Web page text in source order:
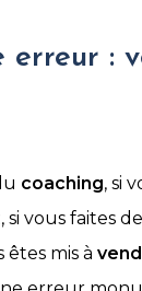
erreur :
coaching, si
si vous faites
mis à